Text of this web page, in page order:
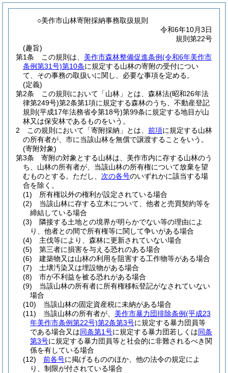
○美作市山林寄附採納事務取扱規則
令和6年10月3日
規則第22号
(趣旨)
第1条
この規則は、 美作市森林整備促進条例(令和6年美作市
条例第31号)第10条に規定する山林の寄附の受付につい
て、その事務の取扱いに関し、必要な事項を定める。
(定義)
第2条
この規則において「山林」とは、森林法(昭和26年法
律第249号)第2条第1項に規定する森林のうち、不動産登記
規則 (平成17年法務省令第18号)第99条に規定する地目が山
林又は保安林であるものをいう。
2
この規則において「寄附採納」とは、 前項に規定する山林
の所有者が、市に当該山林を無償で譲渡することをいう。
(寄附対象)
第3条
寄附の対象とする山林は、美作市内に存する山林のう
ち、山林の所有者が、当該山林の所有権について放棄を望
むものとする。 ただし、 次の各号のいずれかに該当する場
合を除く。
(1)
所有権以外の権利が設定されている場合
(2)
当該山林に存する立木について、他者と売買契約等を
締結している場合
(3)
隣接する土地との境界が明らかでない等の理由によ
り、他者との間で所有権等に関して争いがある場合
(4)
主伐等により、森林に更新されていない場合
(5)
第三者に損害を与える恐れのある場合
(6)
建築物又は山林の利用を阻害する工作物等がある場合
(7)
土壌汚染又は埋設物がある場合
(8)
市が不利益を被る恐れがある場合
(9)
当該山林の所有者に所有権移転登記がなされていない
場合
(10)
当該山林の固定資産税に未納がある場合
(11)
当該山林の所有者が、 美作市暴力団排除条例(平成23
年美作市条例第22号)第2条第3号に規定する暴力団員等
である場合又は同条第1号に規定する暴力団若しくは同条
第3号に規定する暴力団員等と社会的に非難されるべき関
係を有している場合
(12)
前各号に掲げるもののほか、他の法令の規定によ
り、制限が付されている場合